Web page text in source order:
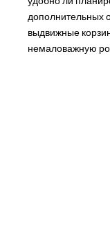
дополнительных
выдвижные
немаловажную